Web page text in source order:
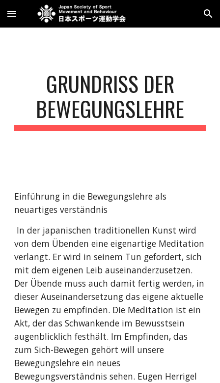
Skip to main content Skip to navigation
GRUNDRISS DER
BEWEGUNGSLEHRE
Einführung in die Bewegungslehre als
neuartiges verständnis
In der japanischen traditionellen Kunst wird
von dem Übenden eine eigenartige Meditation
verlangt. Er wird in seinem Tun gefordert, sich
mit dem eigenen Leib auseinanderzusetzen.
Der Übende muss auch damit fertig werden, in
dieser Auseinandersetzung das eigene aktuelle
Bewegen zu empfinden. Die Meditation ist ein
Akt, der das Schwankende im Bewusstsein
augenblicklich festhält. Im Empfinden, das
zum Sich-Bewegen gehört will unsere
Bewegungslehre ein neues
Bewegungsverständnis sehen. Eugen Herrigel